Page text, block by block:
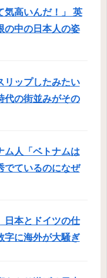
気高いんだ！」 英
の中の日本人の姿
リップしたみたい
の街並みがその
ム人「ベトナムは
でているのになぜ
日本とドイツの仕
字に海外が大騒ぎ